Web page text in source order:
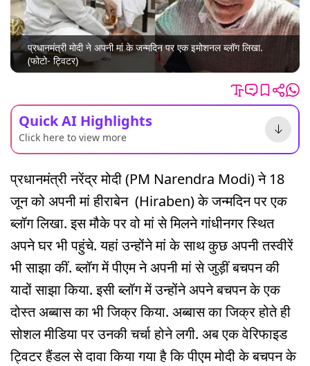
प्रधानमंत्री मोदी ने अपनी मां के जन्मदिन पर एक इमोशनल ब्लॉग लिखा.
(फोटो- ट्विटर)
Quick AI Highlights
Click here to view more
प्रधानमंत्री नरेंद्र मोदी (PM Narendra Modi) ने 18
जून को अपनी मां हीराबेन (Hiraben) के जन्मदिन पर एक
ब्लॉग लिखा. इस मौके पर वो मां से मिलने गांधीनगर स्थित
अपने घर भी पहुंचे. यहां उन्होंने मां के साथ कुछ अपनी तस्वीरें
भी साझा कीं. ब्लॉग में पीएम ने अपनी मां से जुड़ीं बचपन की
यादों साझा किया. इसी ब्लॉग में उन्होंने अपने बचपन के एक
दोस्त अब्बास का भी जिक्र किया. अब्बास का जिक्र होते ही
सोशल मीडिया पर उनकी चर्चा होने लगी. अब एक वेरिफाइड
ट्विटर हैंडल से दावा किया गया है कि पीएम मोदी के बचपन के